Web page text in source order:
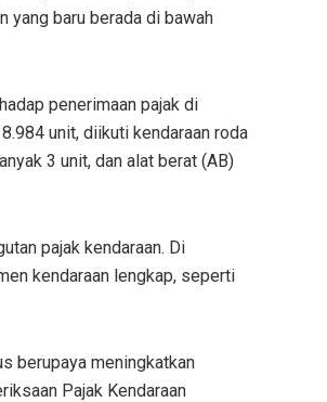
yang baru berada di bawah
penerimaan pajak di
unit, diikuti kendaraan roda
3 unit, dan alat berat (AB)
pajak kendaraan. Di
kendaraan lengkap, seperti
berupaya meningkatkan
Pajak Kendaraan